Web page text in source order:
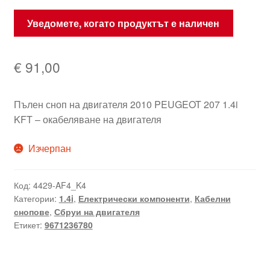
Уведомете, когато продуктът е наличен
€ 91,00
Пълен сноп на двигателя 2010 PEUGEOT 207 1.4i
KFT – окабеляване на двигателя
Изчерпан
Код: 4429-AF4_K4
Категории: 1.4i, Електрически компоненти, Кабелни
снопове, Сбруи на двигателя
Етикет: 9671236780